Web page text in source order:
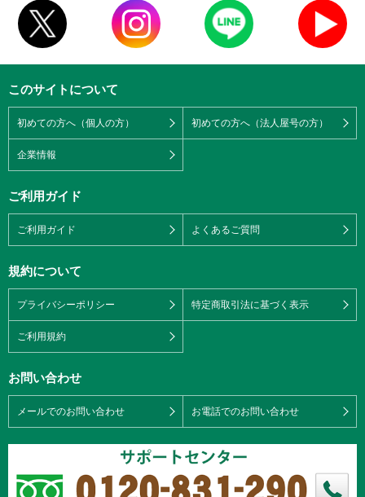
このサイトについて
初めての方へ（個人の方） 初めての方へ（法人屋号の方）
企業情報
ご利用ガイド
ご利用ガイド よくあるご質問
規約について
プライバシーポリシー 特定商取引法に基づく表示
ご利用規約
お問い合わせ
メールでのお問い合わせ お電話でのお問い合わせ